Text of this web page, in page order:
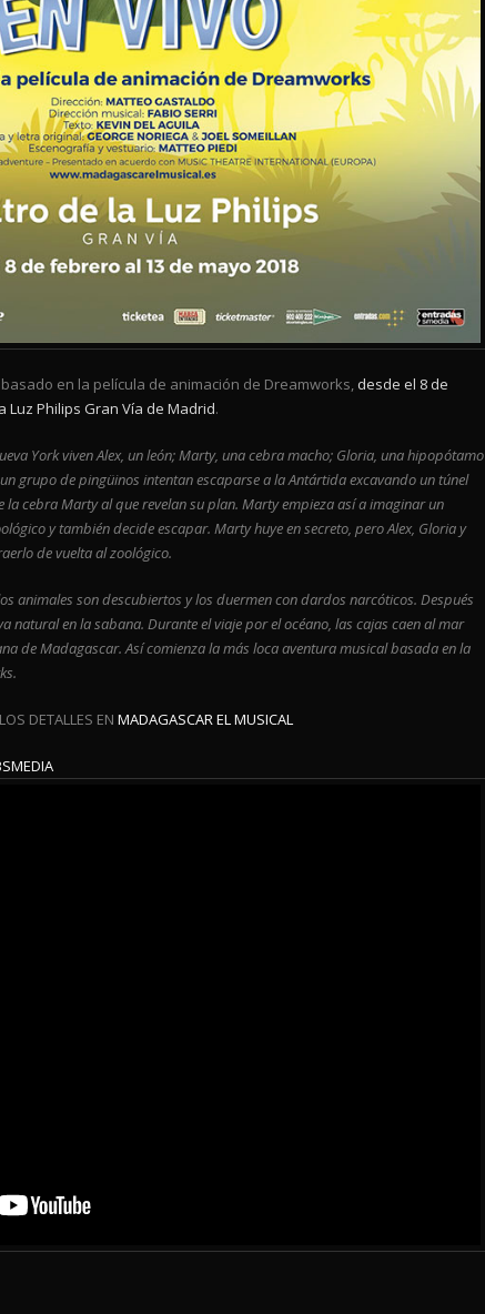
basado en la película de animación de Dreamworks, desde el 8 de
Luz Philips Gran Vía de Madrid.
York viven Alex, un león; Marty, una cebra macho; Gloria, una hipopótamo
grupo de pingüinos intentan escaparse a la Antártida excavando un túnel
cebra Marty al que revelan su plan. Marty empieza así a imaginar un
y también decide escapar. Marty huye en secreto, pero Alex, Gloria y
de vuelta al zoológico.
animales son descubiertos y los duermen con dardos narcóticos. Después
natural en la sabana. Durante el viaje por el océano, las cajas caen al mar
de Madagascar. Así comienza la más loca aventura musical basada en la
DETALLES EN MADAGASCAR EL MUSICAL